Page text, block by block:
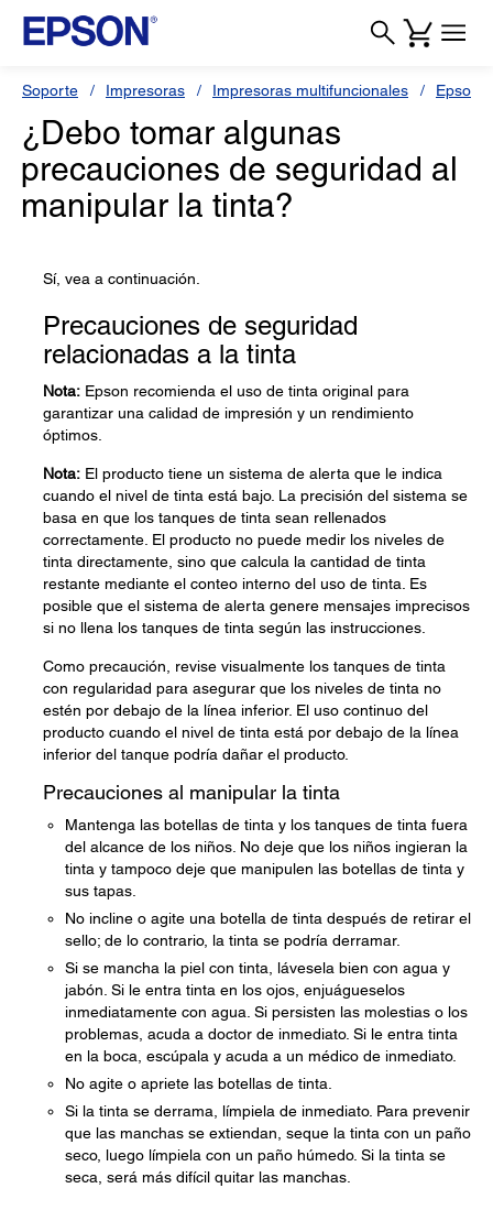
Soporte Impresoras Impresoras multifuncionales Epson L
¿Debo tomar algunas
precauciones de seguridad al
manipular la tinta?
Sí, vea a continuación.
Precauciones de seguridad
relacionadas a la tinta
Nota: Epson recomienda el uso de tinta original para
garantizar una calidad de impresión y un rendimiento
óptimos.
Nota: El producto tiene un sistema de alerta que le indica
cuando el nivel de tinta está bajo. La precisión del sistema se
basa en que los tanques de tinta sean rellenados
correctamente. El producto no puede medir los niveles de
tinta directamente, sino que calcula la cantidad de tinta
restante mediante el conteo interno del uso de tinta. Es
posible que el sistema de alerta genere mensajes imprecisos
si no llena los tanques de tinta según las instrucciones.
Como precaución, revise visualmente los tanques de tinta
con regularidad para asegurar que los niveles de tinta no
estén por debajo de la línea inferior. El uso continuo del
producto cuando el nivel de tinta está por debajo de la línea
inferior del tanque podría dañar el producto.
Precauciones al manipular la tinta
Mantenga las botellas de tinta y los tanques de tinta fuera
del alcance de los niños. No deje que los niños ingieran la
tinta y tampoco deje que manipulen las botellas de tinta y
sus tapas.
No incline o agite una botella de tinta después de retirar el
sello; de lo contrario, la tinta se podría derramar.
Si se mancha la piel con tinta, lávesela bien con agua y
jabón. Si le entra tinta en los ojos, enjuágueselos
inmediatamente con agua. Si persisten las molestias o los
problemas, acuda a doctor de inmediato. Si le entra tinta
en la boca, escúpala y acuda a un médico de inmediato.
No agite o apriete las botellas de tinta.
Si la tinta se derrama, límpiela de inmediato. Para prevenir
que las manchas se extiendan, seque la tinta con un paño
seco, luego límpiela con un paño húmedo. Si la tinta se
seca, será más difícil quitar las manchas.